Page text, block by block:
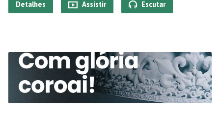
Detalhes Assistir Escutar